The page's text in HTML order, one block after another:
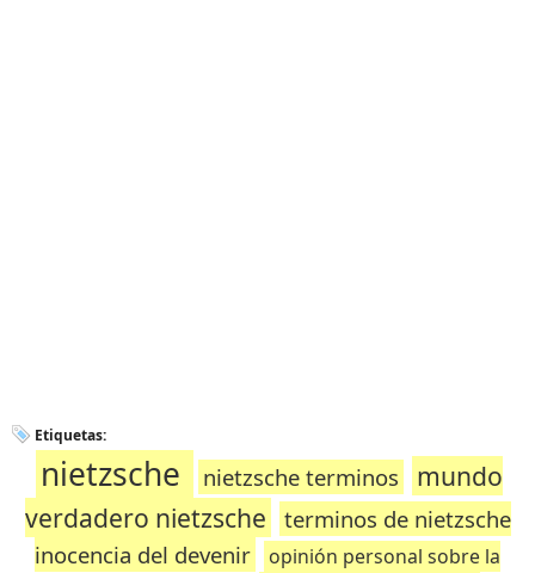
Etiquetas:
nietzsche nietzsche terminos
mundo
verdadero nietzsche
terminos de nietzsche
inocencia del devenir
opinión personal sobre la